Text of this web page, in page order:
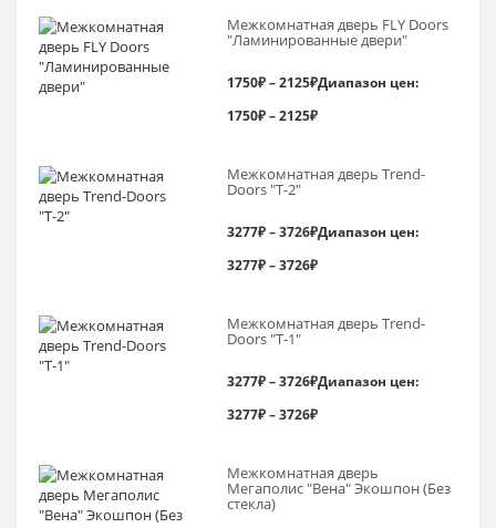
Межкомнатная дверь FLY Doors
"Ламинированные двери"
1750₽–2125₽Диапазон цен:
1750₽ – 2125₽
Межкомнатная дверь Trend-
Doоrs "Т-2"
3277₽–3726₽Диапазон цен:
3277₽ – 3726₽
Межкомнатная дверь Trend-
Doоrs "Т-1"
3277₽–3726₽Диапазон цен:
3277₽ – 3726₽
Межкомнатная дверь
Мегаполис "Вена" Экошпон (Без
стекла)